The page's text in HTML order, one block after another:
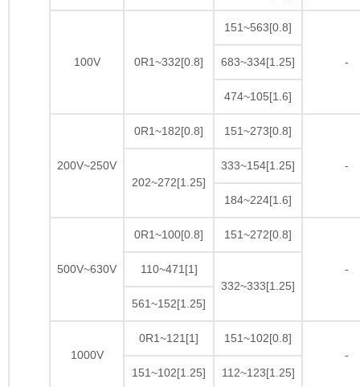
100V 0R1~332[0.8]
151~563[0.8]
-
683~334[1.25]
474~105[1.6]
200V~250V
0R1~182[0.8] 151~273[0.8]
-
202~272[1.25]
333~154[1.25]
184~224[1.6]
500V~630V
0R1~100[0.8] 151~272[0.8]
-
110~471[1]
332~333[1.25]
561~152[1.25]
1000V
0R1~121[1]
151~102[0.8]
-
151~102[1.25]
112~123[1.25]